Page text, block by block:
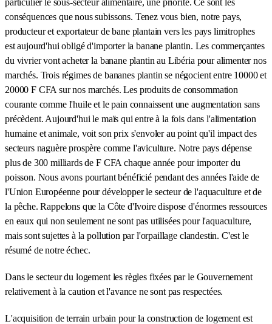
conséquences que nous subissons. Tenez vous bien, notre pays,
producteur et exportateur de bane plantain vers les pays limitrophes
est aujourd'hui obligé d'importer la banane plantin. Les commerçantes
du vivrier vont acheter la banane plantin au Libéria pour alimenter nos
marchés. Trois régimes de bananes plantin se négocient entre 10000 et
20000 F CFA sur nos marchés. Les produits de consommation
courante comme l'huile et le pain connaissent une augmentation sans
précèdent. Aujourd'hui le maïs qui entre à la fois dans l'alimentation
humaine et animale, voit son prix s'envoler au point qu'il impact des
secteurs naguère prospère comme l'aviculture. Notre pays dépense
plus de 300 milliards de F CFA chaque année pour importer du
poisson. Nous avons pourtant bénéficié pendant des années l'aide de
l'Union Européenne pour développer le secteur de l'aquaculture et de
la pêche. Rappelons que la Côte d'Ivoire dispose d'énormes ressources
en eaux qui non seulement ne sont pas utilisées pour l'aquaculture,
mais sont sujettes à la pollution par l'orpaillage clandestin. C'est le
résumé de notre échec.
Dans le secteur du logement les règles fixées par le Gouvernement
relativement à la caution et l'avance ne sont pas respectées.
L'acquisition de terrain urbain pour la construction de logement est